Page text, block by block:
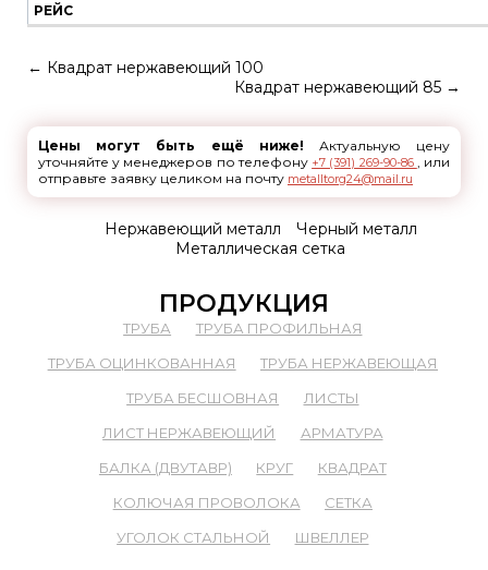
РЕЙС
← Квадрат нержавеющий 100
Квадрат нержавеющий 85 →
Цены могут быть ещё ниже! Актуальную цену
уточняйте у менеджеров по телефону +7 (391) 269-90-86 , или
отправьте заявку целиком на почту metalltorg24@mail.ru
Нержавеющий металл
Черный металл
Металлическая сетка
ПРОДУКЦИЯ
ТРУБА
ТРУБА ПРОФИЛЬНАЯ
ТРУБА ОЦИНКОВАННАЯ
ТРУБА НЕРЖАВЕЮЩАЯ
ТРУБА БЕСШОВНАЯ
ЛИСТЫ
ЛИСТ НЕРЖАВЕЮЩИЙ
АРМАТУРА
БАЛКА (ДВУТАВР)
КРУГ
КВАДРАТ
КОЛЮЧАЯ ПРОВОЛОКА
СЕТКА
УГОЛОК СТАЛЬНОЙ
ШВЕЛЛЕР